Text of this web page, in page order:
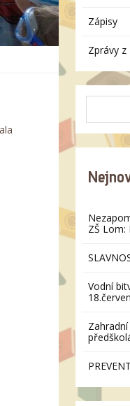
Zápisy
Zprávy
ZŠ Lom:
Vodní